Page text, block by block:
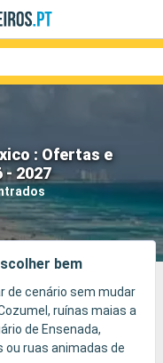
: Ofertas e
- 2027
Companhias
bem
de cenário sem mudar
ruínas maias a
de Ensenada,
ou ruas animadas de